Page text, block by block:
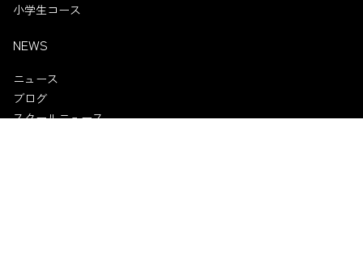
小学生コース
NEWS
ニュース
ブログ
スクールニュース